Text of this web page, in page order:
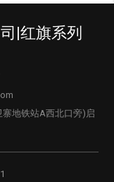
|红旗系列
地铁站A西北口旁)启